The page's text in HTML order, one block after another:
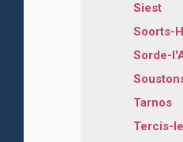
Siest
Soorts-
Sorde-
Tarnos
Tercis-